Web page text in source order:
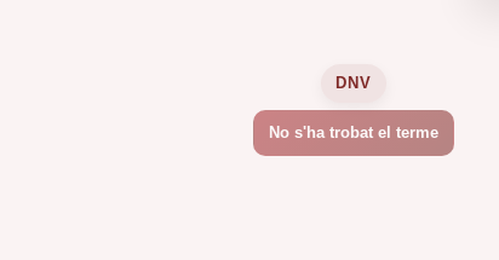
DNV
No s'ha trobat el terme